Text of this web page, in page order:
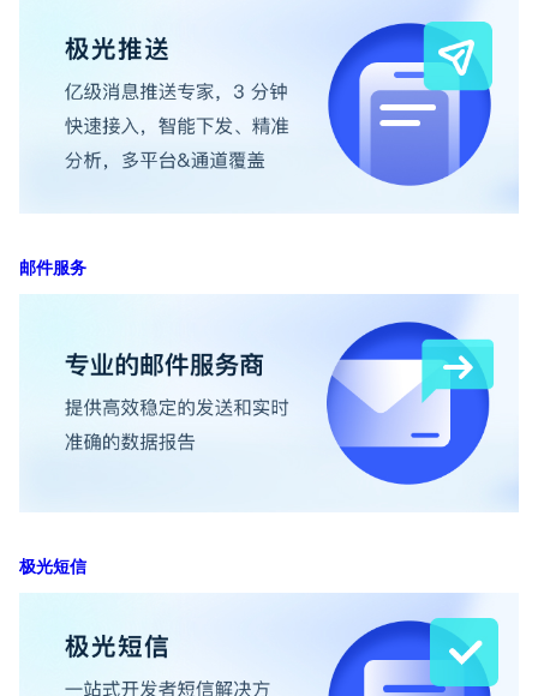
邮件服务
极光短信